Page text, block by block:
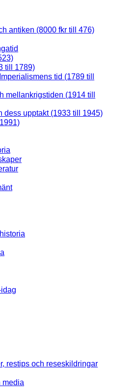
antiken (8000 fkr till 476)
till 1789)
tid (1789 till
(1914 till
upptakt (1933 till 1945)
restips och reseskildringar